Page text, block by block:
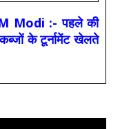
Modi :- पहले की
के टूर्नामेंट खेलते